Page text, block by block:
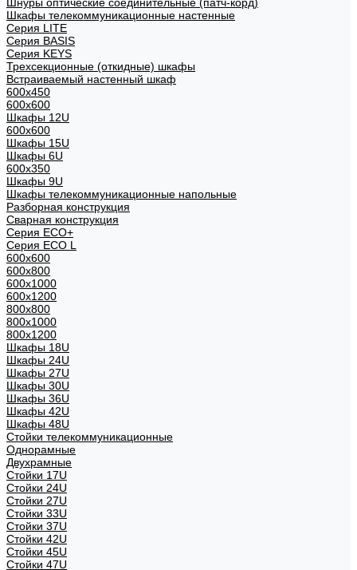
Шкафы телекоммуникационные настенные
Cерия LITE
Cерия BASIS
Cерия KEYS
Трехсекционные (откидные) шкафы
Встраиваемый настенный шкаф
600x450
600x600
Шкафы 12U
600x600
Шкафы 15U
Шкафы 6U
600x350
Шкафы 9U
Шкафы телекоммуникационные напольные
Разборная конструкция
Сварная конструкция
Серия ECO+
Серия ECO L
600x600
600x800
600х1000
600х1200
800x800
800х1000
800х1200
Шкафы 18U
Шкафы 24U
Шкафы 27U
Шкафы 30U
Шкафы 36U
Шкафы 42U
Шкафы 48U
Стойки телекоммуникационные
Однорамные
Двухрамные
Стойки 17U
Стойки 24U
Стойки 27U
Стойки 33U
Стойки 37U
Стойки 42U
Стойки 45U
Стойки 47U